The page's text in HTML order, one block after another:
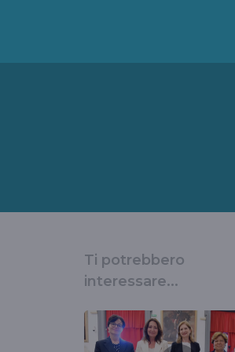
Ti potrebbero
interessare...